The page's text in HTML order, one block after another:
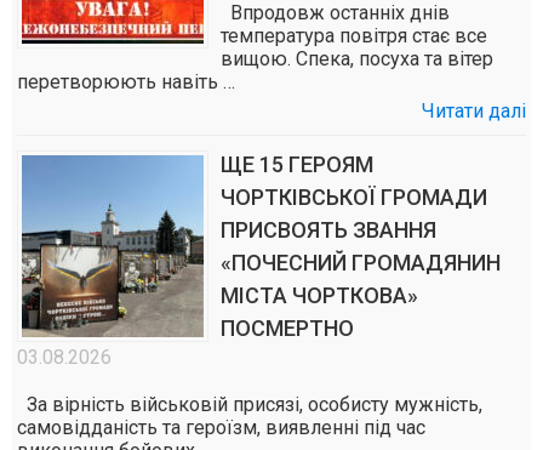
Впродовж останніх днів
температура повітря стає все
вищою. Спека, посуха та вітер
перетворюють навіть …
Читати далі
ЩЕ 15 ГЕРОЯМ
ЧОРТКІВСЬКОЇ ГРОМАДИ
ПРИСВОЯТЬ ЗВАННЯ
«ПОЧЕСНИЙ ГРОМАДЯНИН
МІСТА ЧОРТКОВА»
ПОСМЕРТНО
03.08.2026
За вірність військовій присязі, особисту мужність,
самовідданість та героїзм, виявленні під час